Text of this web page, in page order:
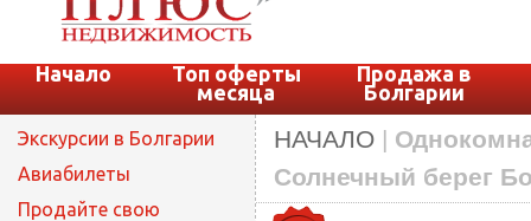
Начало
Топ оферты
месяца
Продажа в
Болгарии
Экскурсии в Болгарии
Авиабилеты
Продайте свою
НАЧАЛО |
Солнечный берег